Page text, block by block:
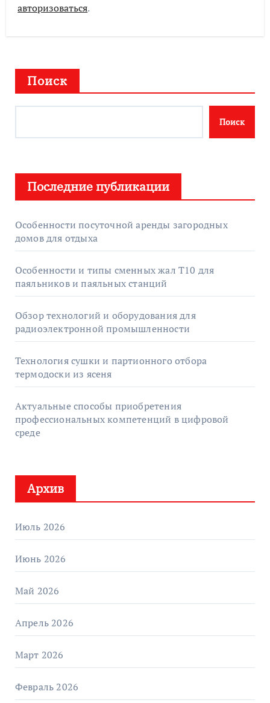
авторизоваться.
Поиск
Поиск
Последние публикации
Особенности посуточной аренды загородных
домов для отдыха
Особенности и типы сменных жал T10 для
паяльников и паяльных станций
Обзор технологий и оборудования для
радиоэлектронной промышленности
Технология сушки и партионного отбора
термодоски из ясеня
Актуальные способы приобретения
профессиональных компетенций в цифровой
среде
Архив
Июль 2026
Июнь 2026
Май 2026
Апрель 2026
Март 2026
Февраль 2026